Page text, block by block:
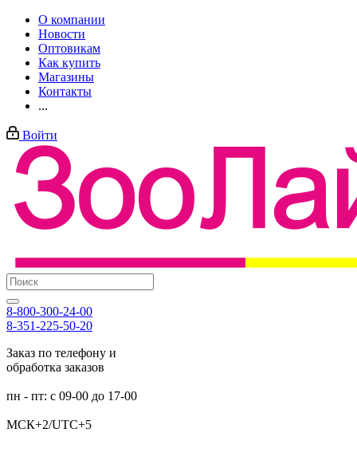
О компании
Новости
Оптовикам
Как купить
Магазины
Контакты
...
Войти
8-800-300-24-00
8-351-225-50-20
Заказ по телефону и
обработка заказов
пн - пт: с 09-00 до 17-00
МСК+2/UTC+5